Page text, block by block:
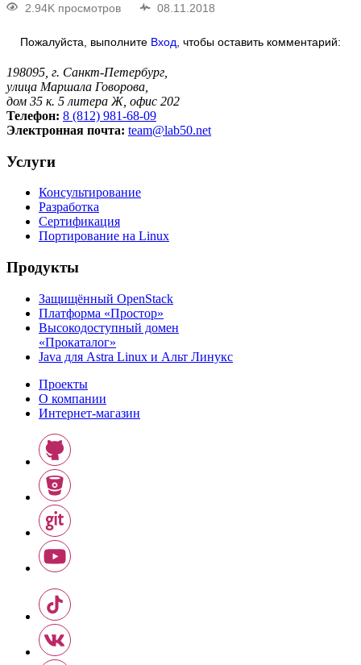
2.94K просмотров
08.11.2018
Пожалуйста, выполните Вход , чтобы оставить комментарий:
198095, г. Санкт-Петербург,
улица Маршала Говорова,
дом 35 к. 5 литера Ж, офис 202
Телефон: 8 (812) 981-68-09
Электронная почта: team@lab50.net
Услуги
Консультирование
Разработка
Сертификация
Портирование на Linux
Продукты
Защищённый OpenStack
Платформа «Простор»
Высокодоступный домен
«Прокаталог»
Java для Astra Linux и Альт Линукс
Проекты
О компании
Интернет-магазин